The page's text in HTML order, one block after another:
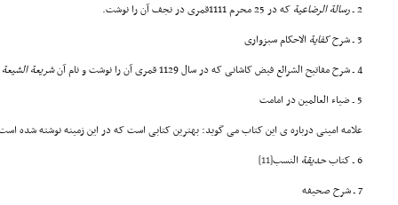
2 ـ رسالة الرضاعیة که در 25 محرم 1111قمری در نجف آن را نوشت.
3 ـ شرح
کفایة الاحکام سبزواری
4 ـ شرح مفاتیح الشرائع فیض کاشانی که در سال 1129 قمری آن را نوشت و نام آن
شریعة الشیعة
5 ـ ضیاء العالمین در امامت
علامه امینی درباره ی این کتاب می گوید: بهترین کتابی است که در این زمینه نوشته شده
6 ـ کتاب
حدیقة النسب[11]
7 ـ شرح صحیفه